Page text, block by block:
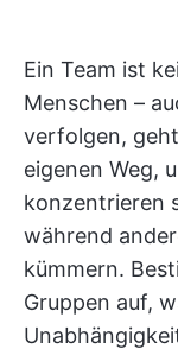
Ein Team ist
Menschen –
verfolgen,
eigenen Weg,
konzentrieren
während
kümmern.
Gruppen auf,